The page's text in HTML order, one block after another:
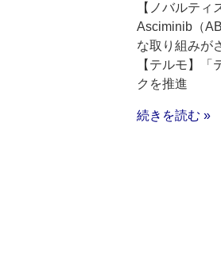
【ノバルテ
Asciminib（
な取り組みが
【テルモ】
クを推進
続きを読む »